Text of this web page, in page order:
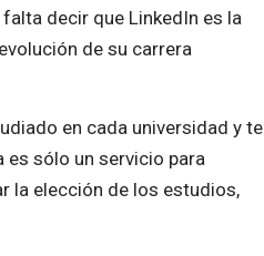
falta decir que LinkedIn es la
de su carrera
en cada universidad y te
sólo un servicio para
la elección de los estudios,